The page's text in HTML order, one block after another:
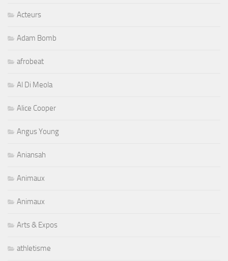
Acteurs
Adam Bomb
afrobeat
Al Di Meola
Alice Cooper
Angus Young
Aniansah
Animaux
Animaux
Arts & Expos
athletisme